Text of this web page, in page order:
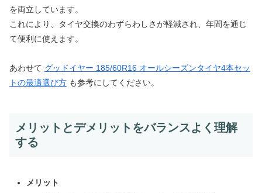
を両立しています。
これにより、タイヤ交換のわずらわしさが軽減され、年間を通じ
て便利に使えます。
あわせて グッドイヤー 185/60R16 オールシーズンタイヤ4本セッ
トの最適選び方 も参考にしてください。
メリットとデメリットをバランスよく理解
する
メリット